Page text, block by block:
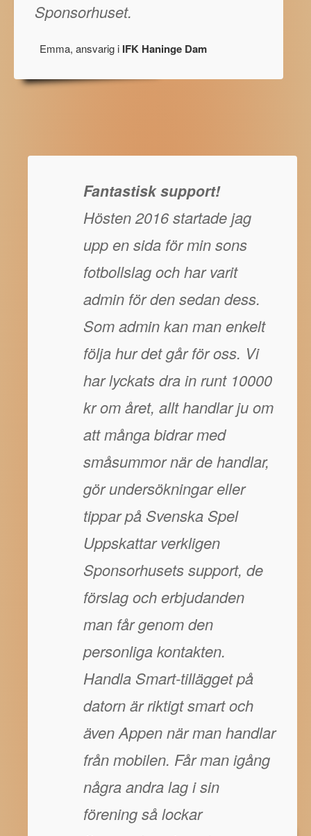
Sponsorhuset.
Emma, ansvarig i IFK Haninge Dam
Fantastisk support!
Hösten 2016 startade jag
upp en sida för min sons
fotbollslag och har varit
admin för den sedan dess.
Som admin kan man enkelt
följa hur det går för oss. Vi
har lyckats dra in runt 10000
kr om året, allt handlar ju om
att många bidrar med
småsummor när de handlar,
gör undersökningar eller
tippar på Svenska Spel
Uppskattar verkligen
Sponsorhusets support, de
förslag och erbjudanden
man får genom den
personliga kontakten.
Handla Smart-tillägget på
datorn är riktigt smart och
även Appen när man handlar
från mobilen. Får man igång
några andra lag i sin
förening så lockar